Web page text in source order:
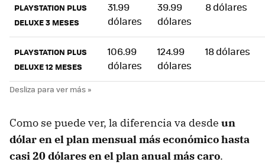
PLAYSTATION PLUS
DELUXE 3 MESES
31.99
dólares
39.99
dólares
8 dólares
PLAYSTATION PLUS
DELUXE 12 MESES
106.99
dólares
124.99
dólares
18 dólares
Como se puede ver, la diferencia va desde un
dólar en el plan mensual más económico hasta
casi 20 dólares en el plan anual más caro.